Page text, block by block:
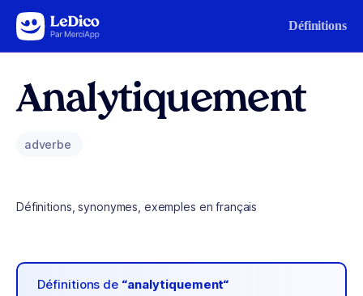
Aller au contenu Définitions
Analytiquement
adverbe
Définitions, synonymes, exemples en français
Définitions de “analytiquement“